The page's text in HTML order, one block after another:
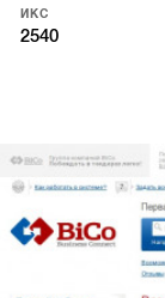
ИКС
2540